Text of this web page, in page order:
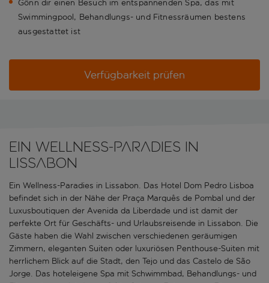
Gönn dir einen Besuch im entspannenden Spa, das mit
Swimmingpool, Behandlungs- und Fitnessräumen bestens
ausgestattet ist
Verfügbarkeit prüfen
Ein Wellness-Paradies in
Lissabon
Ein Wellness-Paradies in Lissabon. Das Hotel Dom Pedro Lisboa
befindet sich in der Nähe der Praça Marquês de Pombal und der
Luxusboutiquen der Avenida da Liberdade und ist damit der
perfekte Ort für Geschäfts- und Urlaubsreisende in Lissabon. Die
Gäste haben die Wahl zwischen verschiedenen geräumigen
Zimmern, eleganten Suiten oder luxuriösen Penthouse-Suiten mit
herrlichem Blick auf die Stadt, den Tejo und das Castelo de São
Jorge. Das hoteleigene Spa mit Schwimmbad, Behandlungs- und